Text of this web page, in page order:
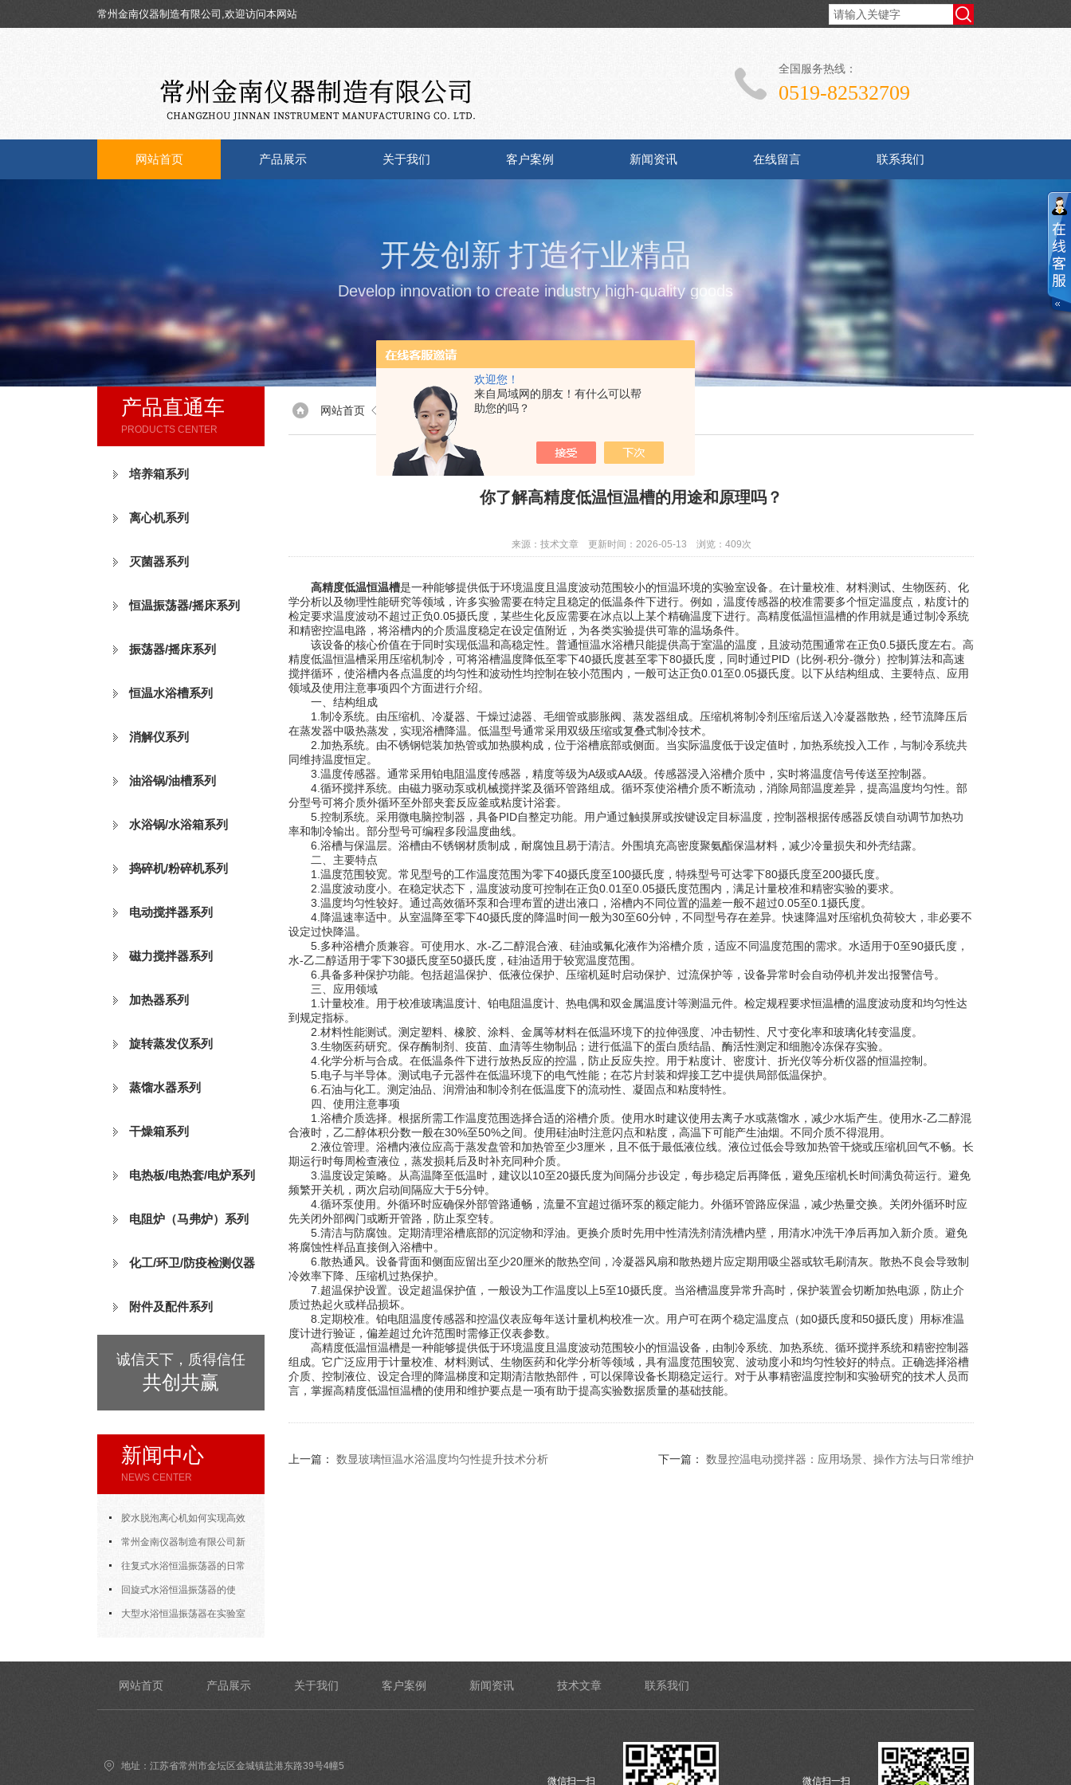
欢迎您！
来自局域网的朋友！有什么可以帮
助您的吗？
常州金南仪器制造有限公司,欢迎访问本网站
全国服务热线：
0519-82532709
网站首页 产品展示 关于我们 客户案例 新闻资讯 在线留言 联系我们
开发创新 打造行业精品
Develop innovation to create industry high-quality goods
产品直通车
PRODUCTS CENTER
培养箱系列
离心机系列
灭菌器系列
恒温振荡器/摇床系列
振荡器/摇床系列
恒温水浴槽系列
消解仪系列
油浴锅/油槽系列
水浴锅/水浴箱系列
捣碎机/粉碎机系列
电动搅拌器系列
磁力搅拌器系列
加热器系列
旋转蒸发仪系列
蒸馏水器系列
干燥箱系列
电热板/电热套/电炉系列
电阻炉（马弗炉）系列
化工/环卫/防疫检测仪器
附件及配件系列
诚信天下，质得信任
共创共赢
新闻中心
NEWS CENTER
胶水脱泡离心机如何实现高效
脱泡常州金南仪器制造有限公司新
年开门大吉
往复式水浴恒温振荡器的日常
使用回旋式水浴恒温振荡器的使
用，方法其实很简单
大型水浴恒温振荡器在实验室
网站首页 ◇ 技术文章◇ 你了解高精度低温恒温槽的用途和原理吗？
你了解高精度低温恒温槽的用途和原理吗？
来源：技术文章 更新时间：2026-05-13 浏览：409次
高精度低温恒温槽是一种能够提供低于环境温度且温度波动范围较小的恒温环境的实验室设备。在计量校准、材料测试、生物医药、化
学分析以及物理性能研究等领域，许多实验需要在特定且稳定的低温条件下进行。例如，温度传感器的校准需要多个恒定温度点，粘度计的
检定要求温度波动不超过正负0.05摄氏度，某些生化反应需要在冰点以上某个精确温度下进行。高精度低温恒温槽的作用就是通过制冷系统
和精密控温电路，将浴槽内的介质温度稳定在设定值附近，为各类实验提供可靠的温场条件。
该设备的核心价值在于同时实现低温和高稳定性。普通恒温水浴槽只能提供高于室温的温度，且波动范围通常在正负0.5摄氏度左右。高
精度低温恒温槽采用压缩机制冷，可将浴槽温度降低至零下40摄氏度甚至零下80摄氏度，同时通过PID（比例-积分-微分）控制算法和高速
搅拌循环，使浴槽内各点温度的均匀性和波动性均控制在较小范围内，一般可达正负0.01至0.05摄氏度。以下从结构组成、主要特点、应用
领域及使用注意事项四个方面进行介绍。
一、结构组成
1.制冷系统。由压缩机、冷凝器、干燥过滤器、毛细管或膨胀阀、蒸发器组成。压缩机将制冷剂压缩后送入冷凝器散热，经节流降压后
在蒸发器中吸热蒸发，实现浴槽降温。低温型号通常采用双级压缩或复叠式制冷技术。
2.加热系统。由不锈钢铠装加热管或加热膜构成，位于浴槽底部或侧面。当实际温度低于设定值时，加热系统投入工作，与制冷系统共
同维持温度恒定。
3.温度传感器。通常采用铂电阻温度传感器，精度等级为A级或AA级。传感器浸入浴槽介质中，实时将温度信号传送至控制器。
4.循环搅拌系统。由磁力驱动泵或机械搅拌桨及循环管路组成。循环泵使浴槽介质不断流动，消除局部温度差异，提高温度均匀性。部
分型号可将介质外循环至外部夹套反应釜或粘度计浴套。
5.控制系统。采用微电脑控制器，具备PID自整定功能。用户通过触摸屏或按键设定目标温度，控制器根据传感器反馈自动调节加热功
率和制冷输出。部分型号可编程多段温度曲线。
6.浴槽与保温层。浴槽由不锈钢材质制成，耐腐蚀且易于清洁。外围填充高密度聚氨酯保温材料，减少冷量损失和外壳结露。
二、主要特点
1.温度范围较宽。常见型号的工作温度范围为零下40摄氏度至100摄氏度，特殊型号可达零下80摄氏度至200摄氏度。
2.温度波动度小。在稳定状态下，温度波动度可控制在正负0.01至0.05摄氏度范围内，满足计量校准和精密实验的要求。
3.温度均匀性较好。通过高效循环泵和合理布置的进出液口，浴槽内不同位置的温差一般不超过0.05至0.1摄氏度。
4.降温速率适中。从室温降至零下40摄氏度的降温时间一般为30至60分钟，不同型号存在差异。快速降温对压缩机负荷较大，非必要不
设定过快降温。
5.多种浴槽介质兼容。可使用水、水-乙二醇混合液、硅油或氟化液作为浴槽介质，适应不同温度范围的需求。水适用于0至90摄氏度，
水-乙二醇适用于零下30摄氏度至50摄氏度，硅油适用于较宽温度范围。
6.具备多种保护功能。包括超温保护、低液位保护、压缩机延时启动保护、过流保护等，设备异常时会自动停机并发出报警信号。
三、应用领域
1.计量校准。用于校准玻璃温度计、铂电阻温度计、热电偶和双金属温度计等测温元件。检定规程要求恒温槽的温度波动度和均匀性达
到规定指标。
2.材料性能测试。测定塑料、橡胶、涂料、金属等材料在低温环境下的拉伸强度、冲击韧性、尺寸变化率和玻璃化转变温度。
3.生物医药研究。保存酶制剂、疫苗、血清等生物制品；进行低温下的蛋白质结晶、酶活性测定和细胞冷冻保存实验。
4.化学分析与合成。在低温条件下进行放热反应的控温，防止反应失控。用于粘度计、密度计、折光仪等分析仪器的恒温控制。
5.电子与半导体。测试电子元器件在低温环境下的电气性能；在芯片封装和焊接工艺中提供局部低温保护。
6.石油与化工。测定油品、润滑油和制冷剂在低温度下的流动性、凝固点和粘度特性。
四、使用注意事项
1.浴槽介质选择。根据所需工作温度范围选择合适的浴槽介质。使用水时建议使用去离子水或蒸馏水，减少水垢产生。使用水-乙二醇混
合液时，乙二醇体积分数一般在30%至50%之间。使用硅油时注意闪点和粘度，高温下可能产生油烟。不同介质不得混用。
2.液位管理。浴槽内液位应高于蒸发盘管和加热管至少3厘米，且不低于最低液位线。液位过低会导致加热管干烧或压缩机回气不畅。长
期运行时每周检查液位，蒸发损耗后及时补充同种介质。
3.温度设定策略。从高温降至低温时，建议以10至20摄氏度为间隔分步设定，每步稳定后再降低，避免压缩机长时间满负荷运行。避免
频繁开关机，两次启动间隔应大于5分钟。
4.循环泵使用。外循环时应确保外部管路通畅，流量不宜超过循环泵的额定能力。外循环管路应保温，减少热量交换。关闭外循环时应
先关闭外部阀门或断开管路，防止泵空转。
5.清洁与防腐蚀。定期清理浴槽底部的沉淀物和浮油。更换介质时先用中性清洗剂清洗槽内壁，用清水冲洗干净后再加入新介质。避免
将腐蚀性样品直接倒入浴槽中。
6.散热通风。设备背面和侧面应留出至少20厘米的散热空间，冷凝器风扇和散热翅片应定期用吸尘器或软毛刷清灰。散热不良会导致制
冷效率下降、压缩机过热保护。
7.超温保护设置。设定超温保护值，一般设为工作温度以上5至10摄氏度。当浴槽温度异常升高时，保护装置会切断加热电源，防止介
质过热起火或样品损坏。
8.定期校准。铂电阻温度传感器和控温仪表应每年送计量机构校准一次。用户可在两个稳定温度点（如0摄氏度和50摄氏度）用标准温
度计进行验证，偏差超过允许范围时需修正仪表参数。
高精度低温恒温槽是一种能够提供低于环境温度且温度波动范围较小的恒温设备，由制冷系统、加热系统、循环搅拌系统和精密控制器
组成。它广泛应用于计量校准、材料测试、生物医药和化学分析等领域，具有温度范围较宽、波动度小和均匀性较好的特点。正确选择浴槽
介质、控制液位、设定合理的降温梯度和定期清洁散热部件，可以保障设备长期稳定运行。对于从事精密温度控制和实验研究的技术人员而
言，掌握高精度低温恒温槽的使用和维护要点是一项有助于提高实验数据质量的基础技能。
上一篇： 数显玻璃恒温水浴温度均匀性提升技术分析 下一篇： 数显控温电动搅拌器：应用场景、操作方法与日常维护
网站首页 产品展示 关于我们 客户案例 新闻资讯 技术文章 联系我们
地址：江苏省常州市金坛区金城镇盐港东路39号4幢5
微信扫一扫
微信扫一扫